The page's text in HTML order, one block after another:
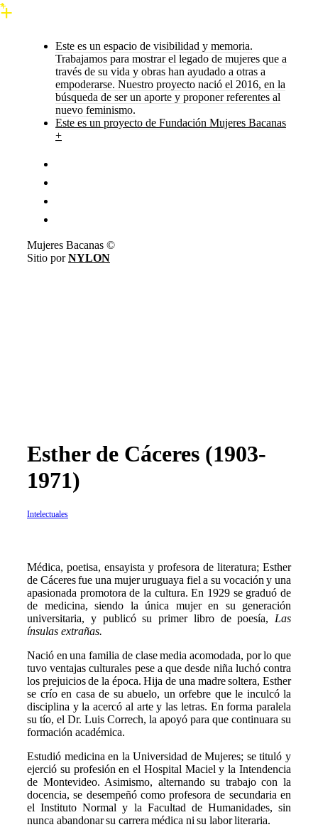
Este es un espacio de visibilidad y memoria.
Trabajamos para mostrar el legado de mujeres que a
través de su vida y obras han ayudado a otras a
empoderarse. Nuestro proyecto nació el 2016, en la
búsqueda de ser un aporte y proponer referentes al
nuevo feminismo.
Este es un proyecto de Fundación Mujeres Bacanas
+
Mujeres Bacanas ©
Sitio porNYLON
Esther de Cáceres (1903-
1971)
Intelectuales
Médica, poetisa, ensayista y profesora de literatura; Esther
de Cáceres fue una mujer uruguaya fiel a su vocación y una
apasionada promotora de la cultura. En 1929 se graduó de
de medicina, siendo la única mujer en su generación
universitaria, y publicó su primer libro de poesía, Las
ínsulas extrañas.
Nació en una familia de clase media acomodada, por lo que
tuvo ventajas culturales pese a que desde niña luchó contra
los prejuicios de la época. Hija de una madre soltera, Esther
se crío en casa de su abuelo, un orfebre que le inculcó la
disciplina y la acercó al arte y las letras. En forma paralela
su tío, el Dr. Luis Correch, la apoyó para que continuara su
formación académica.
Estudió medicina en la Universidad de Mujeres; se tituló y
ejerció su profesión en el Hospital Maciel y la Intendencia
de Montevideo. Asimismo, alternando su trabajo con la
docencia, se desempeñó como profesora de secundaria en
el Instituto Normal y la Facultad de Humanidades, sin
nunca abandonar su carrera médica ni su labor literaria.